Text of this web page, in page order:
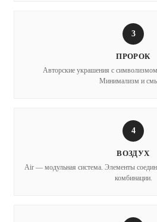
3
ПРОРОК
Авторские украшения с
Минимализм и
4
ВОЗДУХ
Air — модульная система. Элементы
комбинации.